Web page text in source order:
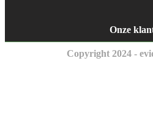
Onze
Copyright 2024 -